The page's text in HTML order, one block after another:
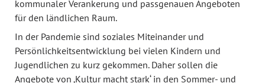
kommunaler Verankerung und passgenauen Angeboten
für den ländlichen Raum.
In der Pandemie sind soziales Miteinander und
Persönlichkeitsentwicklung bei vielen Kindern und
Jugendlichen zu kurz gekommen. Daher sollen die
Angebote von ‚Kultur macht stark‘ in den Sommer- und